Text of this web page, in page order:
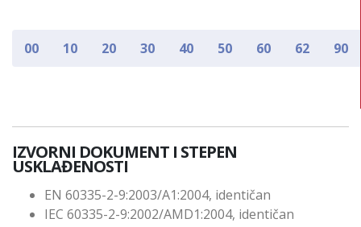
00 10 20 30 40 50 60 62 90
IZVORNI DOKUMENT I STEPEN
USKLAĐENOSTI
EN 60335-2-9:2003/A1:2004, identičan
IEC 60335-2-9:2002/AMD1:2004, identičan